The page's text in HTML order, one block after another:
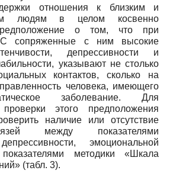
отношения к близким и
людям в целом косвенно
о том, что при
сопряженные с ним высокие
депрессивности и
указывают не столько
контактов, сколько на
человека, имеющего
заболевание. Для
проверки этого предположения
наличие или отсутствие
между показателями
эмоциональной
методики «Шкала
(табл. 3).